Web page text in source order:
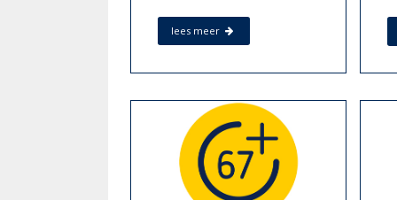
lees meer
Het
In